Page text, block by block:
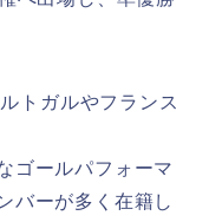
トガルやフランス
ゴールパフォーマ
バーが多く在籍し